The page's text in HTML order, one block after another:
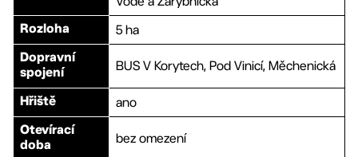
Rozloha 5 ha
Dopravní
spojení
BUS V Korytech, Pod Vinicí, Měchenická
Hřiště ano
Otevírací
doba
bez omezení